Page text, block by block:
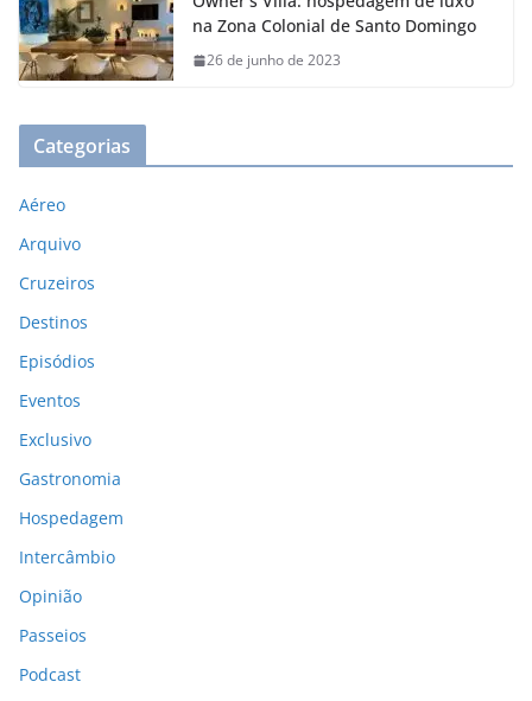
na Zona Colonial de Santo Domingo
26 de junho de 2023
Categorias
Aéreo
Arquivo
Cruzeiros
Destinos
Episódios
Eventos
Exclusivo
Gastronomia
Hospedagem
Intercâmbio
Opinião
Passeios
Podcast